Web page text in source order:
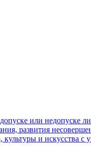
или недопуске
развития
и искусства с